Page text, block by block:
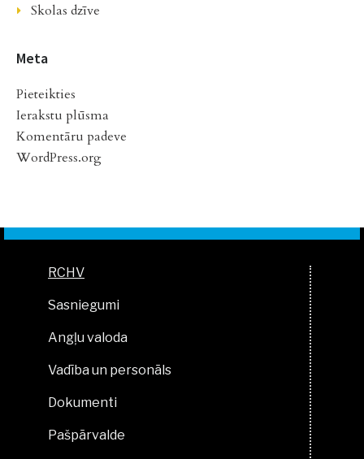
Skolas dzīve
Meta
Pieteikties
Ierakstu plūsma
Komentāru padeve
WordPress.org
RCHV
Sasniegumi
Angļu valoda
Vadība un personāls
Dokumenti
Pašpārvalde